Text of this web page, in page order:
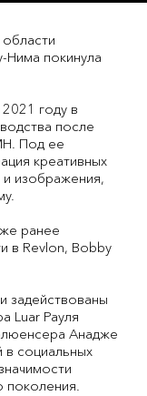
Нима покинула
году в
после
Под ее
креативных
и изображения,
ранее
в Revlon, Bobby
задействованы
Luar Рауля
Анадже
в социальных
поколения.